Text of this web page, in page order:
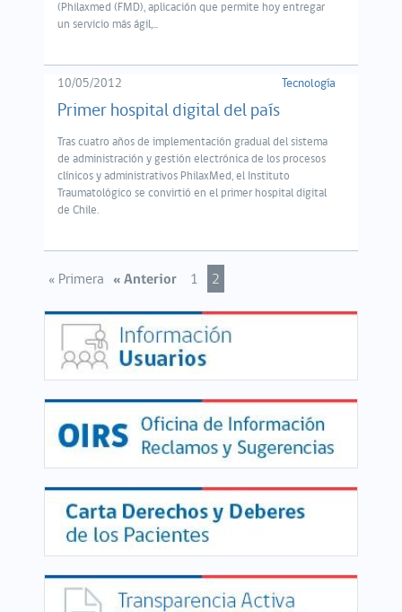
(Philaxmed (FMD), aplicación que permite hoy entregar
un servicio más ágil,...
10/05/2012 Tecnología
Primer hospital digital del país
Tras cuatro años de implementación gradual del sistema
de administración y gestión electrónica de los procesos
clínicos y administrativos PhilaxMed, el Instituto
Traumatológico se convirtió en el primer hospital digital
de Chile.
« Primera « Anterior 1 2